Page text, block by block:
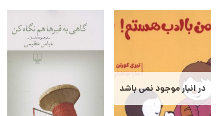
در انبار موجود نمی باشد